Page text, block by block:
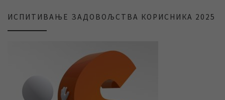
ИСПИТИВАЊЕ ЗАДОВОЉСТВА КОРИСНИКА 2025